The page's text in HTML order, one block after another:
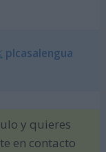
plcasalengua
y quieres
en contacto